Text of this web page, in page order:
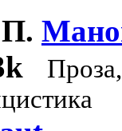
Проза,